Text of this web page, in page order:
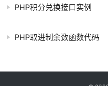
PHP积分兑换接口实例
PHP取进制余数函数代码